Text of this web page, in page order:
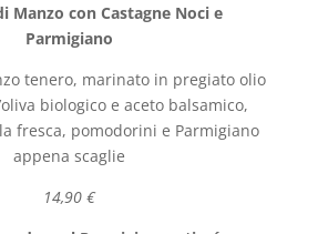
Manzo con Castagne Noci e
Parmigiano
tenero, marinato in pregiato olio
biologico e aceto balsamico,
fresca, pomodorini e Parmigiano
appena scaglie
14,90 €